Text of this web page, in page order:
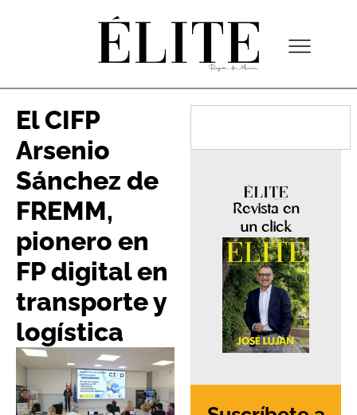
El CIFP
Arsenio
Sánchez de
FREMM,
pionero en
FP digital en
transporte y
logística
Revista en
un click